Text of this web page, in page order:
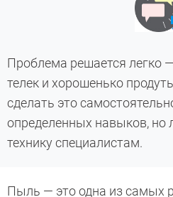
Проблема решается легко
телек и хорошенько
сделать это
определенных навыков, но
технику специалистам.
Пыль — это одна из самых